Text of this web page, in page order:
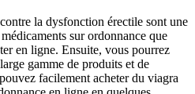
la dysfonction érectile sont une
sur ordonnance que
en ligne. Ensuite, vous pourrez
gamme de produits et de
facilement acheter du viagra